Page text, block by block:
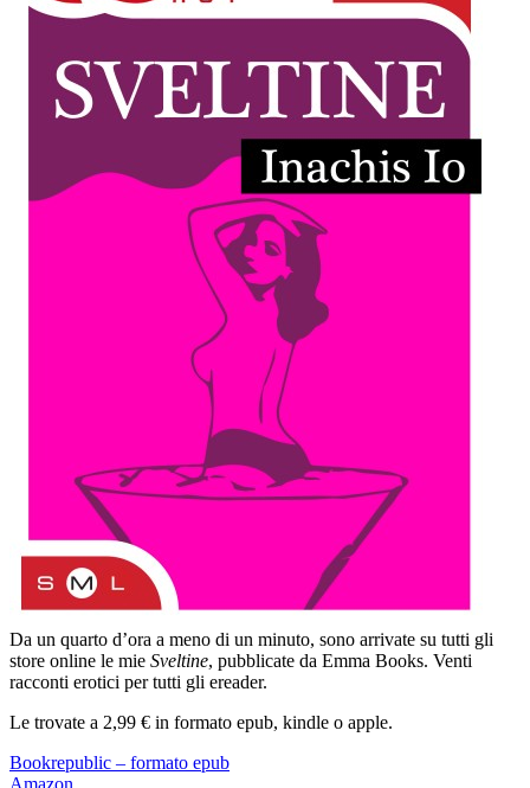
Da un quarto d’ora a meno di un minuto, sono arrivate su tutti gli
store online le mie Sveltine, pubblicate da Emma Books. Venti
racconti erotici per tutti gli ereader.
Le trovate a 2,99 € in formato epub, kindle o apple.
Bookrepublic – formato epub
Amazon